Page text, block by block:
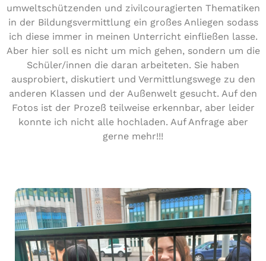
umweltschützenden und zivilcouragierten Thematiken
in der Bildungsvermittlung ein großes Anliegen sodass
ich diese immer in meinen Unterricht einfließen lasse.
Aber hier soll es nicht um mich gehen, sondern um die
Schüler/innen die daran arbeiteten. Sie haben
ausprobiert, diskutiert und Vermittlungswege zu den
anderen Klassen und der Außenwelt gesucht. Auf den
Fotos ist der Prozeß teilweise erkennbar, aber leider
konnte ich nicht alle hochladen. Auf Anfrage aber
gerne mehr!!!